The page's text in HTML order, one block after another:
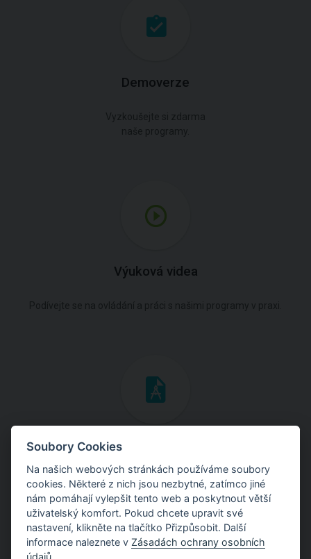
Demoverze
Výuková videa
Inženýrské manuály
Stáhněte si manuály s teoretickými i praktickými ukázkami
použití programů.
Soubory Cookies
Na našich webových stránkách používáme soubory
cookies. Některé z nich jsou nezbytné, zatímco jiné
nám pomáhají vylepšit tento web a poskytnout větší
uživatelský komfort. Pokud chcete upravit své
nastavení, klikněte na tlačítko Přizpůsobit. Další
informace naleznete v Zásadách ochrany osobních
údajů